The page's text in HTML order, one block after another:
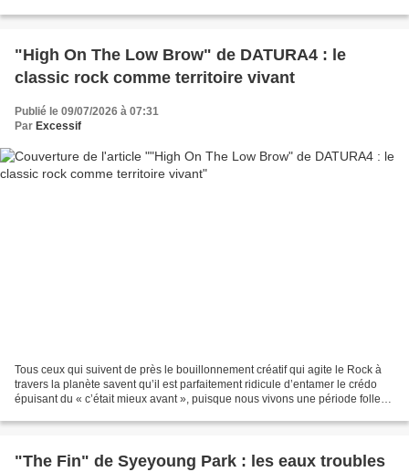
"High On The Low Brow" de DATURA4 : le
classic rock comme territoire vivant
Publié le 09/07/2026 à 07:31
Par Excessif
Tous ceux qui suivent de près le bouillonnement créatif qui agite le Rock à
travers la planète savent qu’il est parfaitement ridicule d’entamer le crédo
épuisant du « c’était mieux avant », puisque nous vivons une période folle
"The Fin" de Syeyoung Park : les eaux troubles